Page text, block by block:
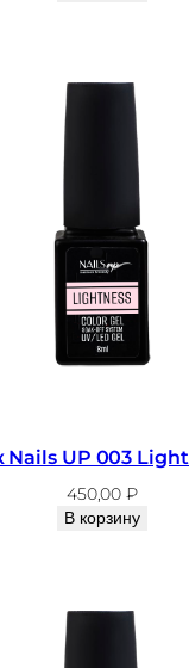
Nails UP 003
450,00₽
В корзину